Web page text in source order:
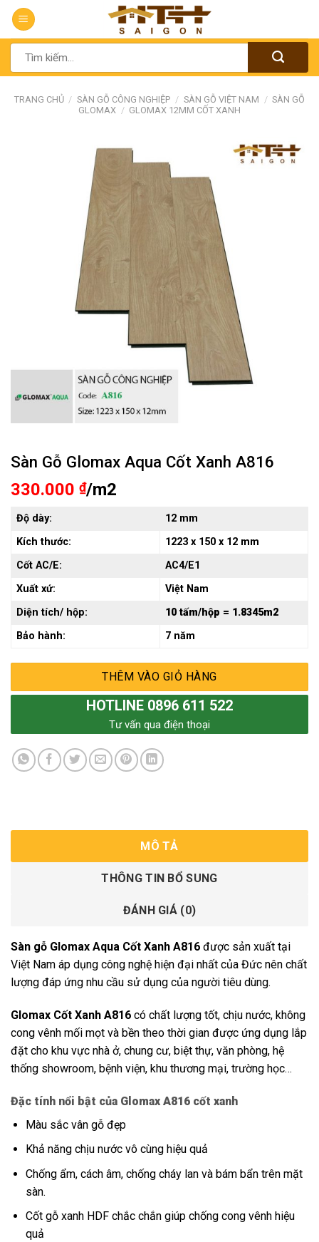
Chuyển
đến
nộiTìm
kiếm:
TRANG CHỦ / SÀN GỖ CÔNG NGHIỆP / SÀN GỖ VIỆT NAM / SÀN GỖ
GLOMAX / GLOMAX 12MM CỐT XANH
Sàn Gỗ Glomax Aqua Cốt Xanh A816
330.000 ₫/m2
Độ dày:
12 mm
Kích thước:
1223 x 150 x 12 mm
Cốt AC/E:
AC4/E1
Xuất xứ:
Việt Nam
Diện tích/ hộp:
10 tấm/hộp = 1.8345m2
Bảo hành:
7 năm
THÊM VÀO GIỎ HÀNG
HOTLINE 0896 611 522
Tư vấn qua điện thoại
MÔ TẢ
THÔNG TIN BỔ SUNG
ĐÁNH GIÁ (0)
Sàn gỗ Glomax Aqua Cốt Xanh A816 được sản xuất tại
Việt Nam áp dụng công nghệ hiện đại nhất của Đức nên chất
lượng đáp ứng nhu cầu sử dụng của người tiêu dùng.
Glomax Cốt Xanh A816 có chất lượng tốt, chịu nước, không
cong vênh mối mọt và bền theo thời gian được ứng dụng lắp
đặt cho khu vực nhà ở, chung cư, biệt thự, văn phòng, hệ
thống showroom, bệnh viện, khu thương mại, trường học…
Đặc tính nổi bật của Glomax A816 cốt xanh
Màu sắc vân gỗ đẹp
Khả năng chịu nước vô cùng hiệu quả
Chống ẩm, cách âm, chống cháy lan và bám bẩn trên mặt
sàn.
Cốt gỗ xanh HDF chắc chắn giúp chống cong vênh hiệu
quả